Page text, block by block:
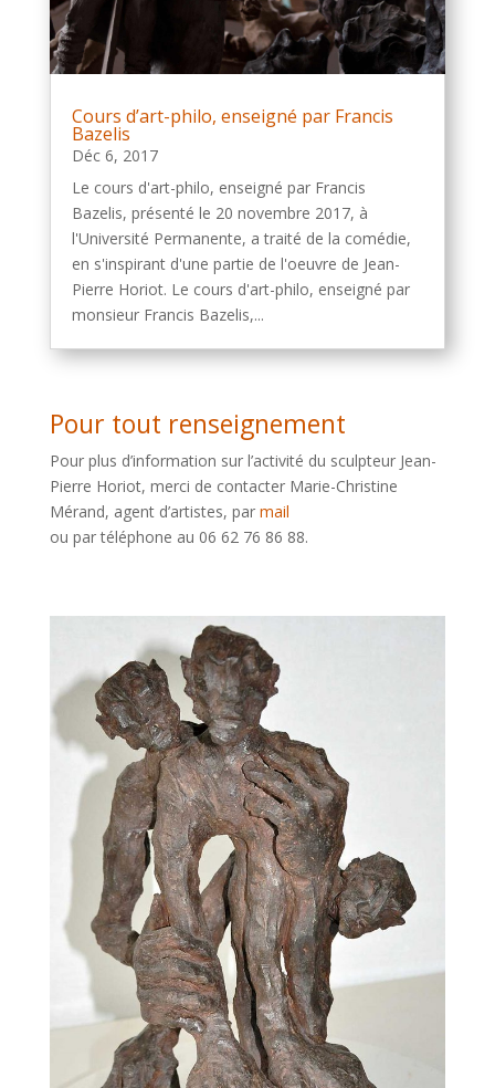
Cours d’art-philo, enseigné par Francis
Bazelis
Déc 6, 2017
Le cours d'art-philo, enseigné par Francis
Bazelis, présenté le 20 novembre 2017, à
l'Université Permanente, a traité de la comédie,
en s'inspirant d'une partie de l'oeuvre de Jean-
Pierre Horiot. Le cours d'art-philo, enseigné par
monsieur Francis Bazelis,...
Pour tout renseignement
Pour plus d’information sur l’activité du sculpteur Jean-
Pierre Horiot, merci de contacter Marie-Christine
Mérand, agent d’artistes, par mail
ou par téléphone au 06 62 76 86 88.